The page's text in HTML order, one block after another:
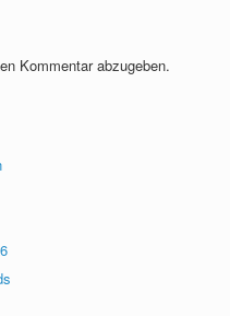
Kommentar abzugeben.